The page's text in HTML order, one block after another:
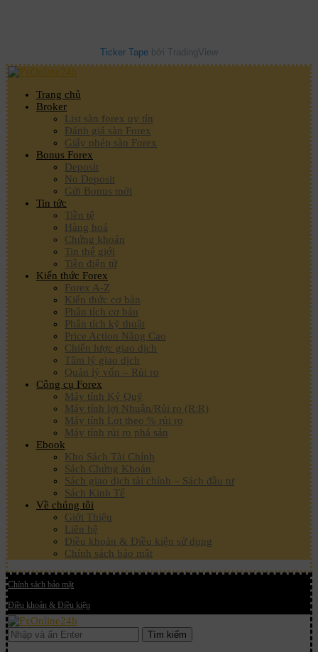
Ticker Tape bởi TradingView
Trang chủ
Broker
List sàn forex uy tín
Đánh giá sàn Forex
Giấy phép sàn Forex
Bonus Forex
Deposit
No Deposit
Gửi Bonus mới
Tin tức
Tiền tệ
Hàng hoá
Chứng khoán
Tin thế giới
Tiền điện tử
Kiến thức Forex
Forex A-Z
Kiến thức cơ bản
Phân tích cơ bản
Phân tích kỹ thuật
Price Action Nâng Cao
Chiến lược giao dịch
Tâm lý giao dịch
Quản lý vốn – Rủi ro
Công cụ Forex
Máy tính Ký Quỹ
Máy tính lợi Nhuận/Rủi ro (R:R)
Máy tính Lot theo % rủi ro
Máy tính rủi ro phá sản
Ebook
Kho Sách Tài Chính
Sách Chứng Khoán
Sách giao dịch tài chính – Sách đầu tư
Sách Kinh Tế
Về chúng tôi
Giới Thiệu
Liên hệ
Điều khoản & Điều kiện sử dụng
Chính sách bảo mật
Chính sách bảo mật
Điều khoản & Điều kiện
Tìm kiếm